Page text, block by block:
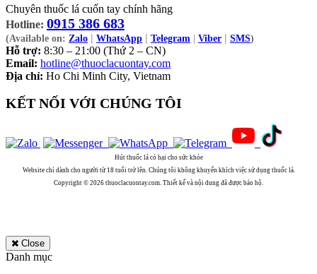
Chuyên thuốc lá cuốn tay chính hãng
Hotline: 0915 386 683
(Available on: Zalo | WhatsApp | Telegram Viber | SMS)
Hỗ trợ: 8:30 – 21:00 (Thứ 2 – CN)
Email: hotline@thuoclacuontay.com
Địa chỉ: Ho Chi Minh City, Vietnam
KẾT NỐI VỚI CHÚNG TÔI
Hút thuốc lá có hại cho sức khỏe
Website chỉ dành cho người từ 18 tuổi trở lên. Chúng tôi không khuyến khích việc sử dụng thuốc lá.
Copyright © 2026 thuoclacuontay.com. Thiết kế và nội dung đã được bảo hộ.
Close
Danh mục